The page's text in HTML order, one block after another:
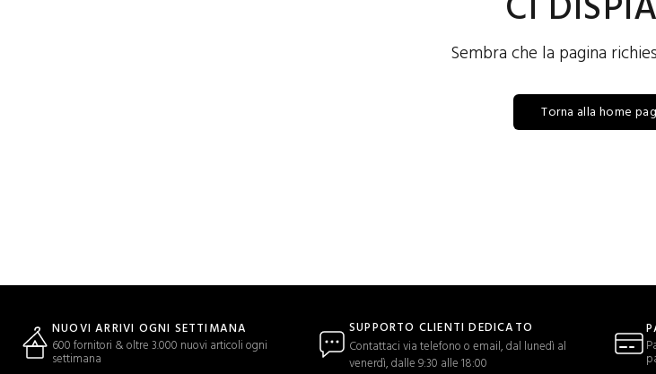
Sembra che la pagina
Torna alla home
NUOVI ARRIVI OGNI SETTIMANA
600 fornitori & oltre 3.000 nuovi articoli ogni
settimana
SUPPORTO CLIENTI DEDICATO
Contattaci via telefono o email, dal lunedì al
venerdì, dalle 9:30 alle 18:00